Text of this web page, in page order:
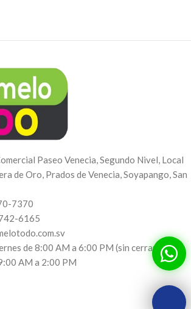
Paseo Venecia, Segundo Nivel, Local
de Oro, Prados de Venecia, Soyapango, San
7370
6165
de 8:00 AM a 6:00 PM (sin cerrar al
AM a 2:00 PM